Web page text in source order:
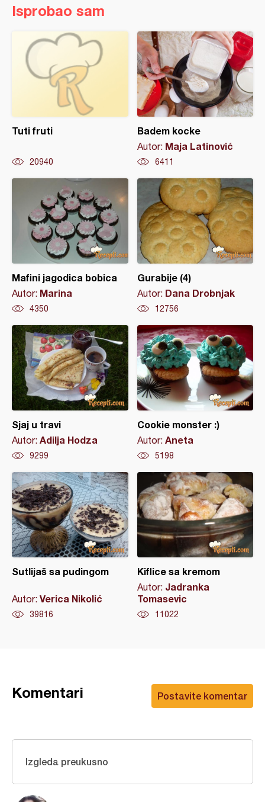
Isprobao sam
Tuti fruti
20940
Badem kocke
Autor: Maja Latinović
6411
Mafini jagodica bobica
Autor: Marina
4350
Gurabije (4)
Autor: Dana Drobnjak
12756
Sjaj u travi
Autor: Adilja Hodza
9299
Cookie monster :)
Autor: Aneta
5198
Sutlijaš sa pudingom
Autor: Verica Nikolić
39816
Kiflice sa kremom
Autor: Jadranka
Tomasevic
11022
Postavite komentar
Komentari
Izgleda preukusno